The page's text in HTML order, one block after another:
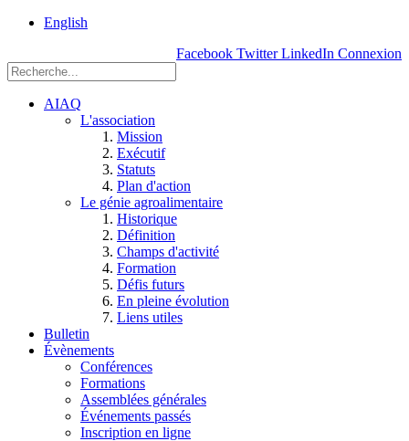
English
Facebook Twitter LinkedIn Connexion
AIAQ
L'association
Mission
Exécutif
Statuts
Plan d'action
Le génie agroalimentaire
Historique
Définition
Champs d'activité
Formation
Défis futurs
En pleine évolution
Liens utiles
Bulletin
Évènements
Conférences
Formations
Assemblées générales
Événements passés
Inscription en ligne
Einstein, Québec
G1P